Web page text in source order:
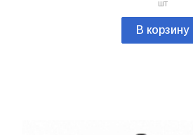
шт
В корзину